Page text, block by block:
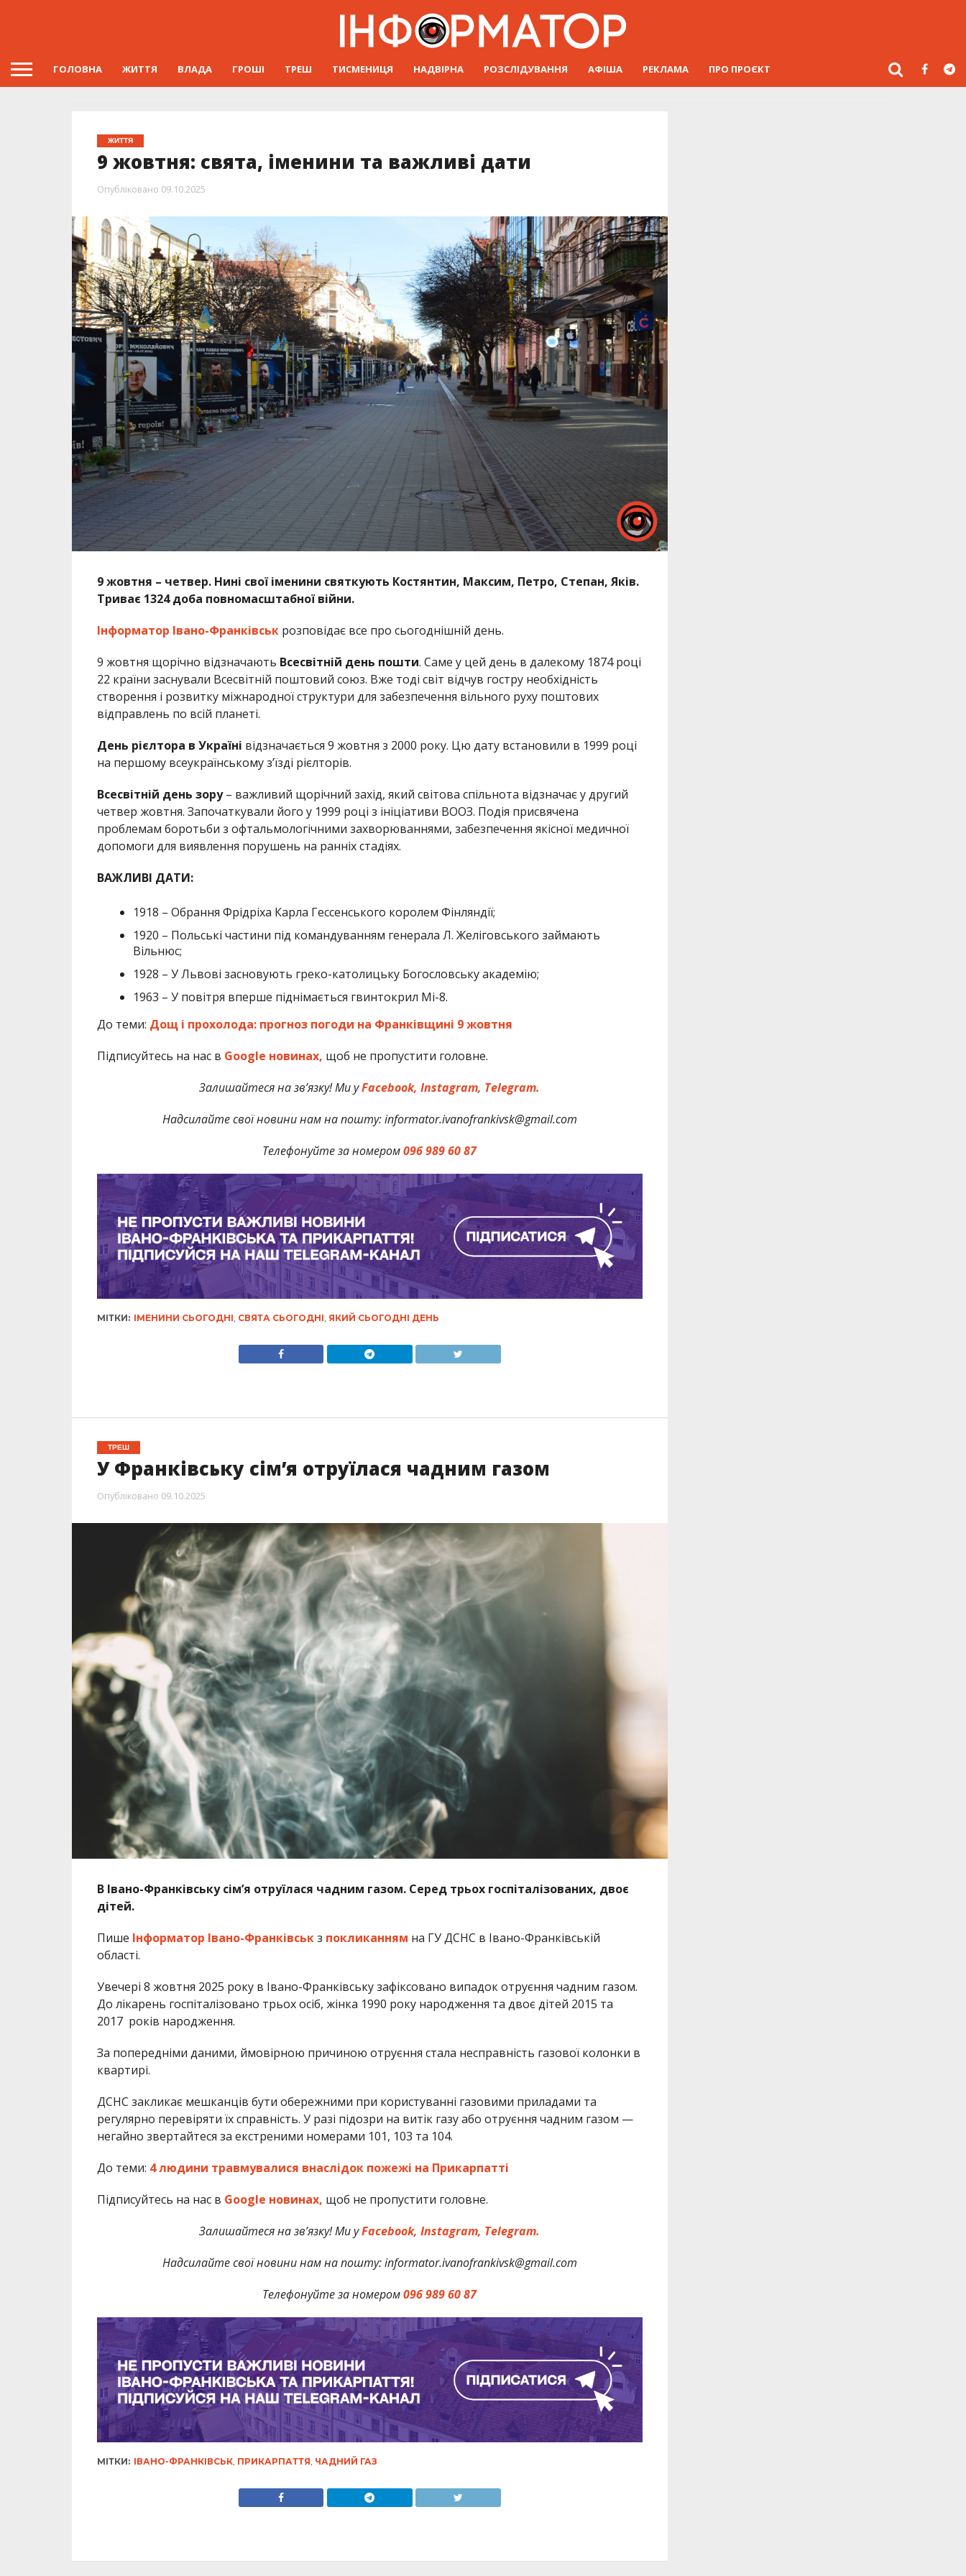
ГОЛОВНА ЖИТТЯ ВЛАДА ГРОШІ ТРЕШ ТИСМЕНИЦЯ НАДВІРНА РОЗСЛІДУВАННЯ АФІША РЕКЛАМА ПРО ПРОЄКТ
ЖИТТЯ
9 жовтня: свята, іменини та важливі дати
Опубліковано 09.10.2025
9 жовтня – четвер. Нині свої іменини святкують Костянтин, Максим, Петро, Степан, Яків.
Триває 1324 доба повномасштабної війни.
Інформатор Івано-Франківськрозповідає все про сьогоднішній день.
9 жовтня щорічно відзначають Всесвітній день пошти. Саме у цей день в далекому 1874 році
22 країни заснували Всесвітній поштовий союз. Вже тоді світ відчув гостру необхідність
створення і розвитку міжнародної структури для забезпечення вільного руху поштових
відправлень по всій планеті.
День рієлтора в Україні відзначається 9 жовтня з 2000 року. Цю дату встановили в 1999 році
на першому всеукраїнському з’їзді рієлторів.
Всесвітній день зору– важливий щорічний захід, який світова спільнота відзначає у другий
четвер жовтня. Започаткували його у 1999 році з ініціативи ВООЗ. Подія присвячена
проблемам боротьби з офтальмологічними захворюваннями, забезпечення якісної медичної
допомоги для виявлення порушень на ранніх стадіях.
ВАЖЛИВІ ДАТИ:
1918 – Обрання Фрідріха Карла Гессенського королем Фінляндії;
1920 – Польські частини під командуванням генерала Л. Желіговського займають
Вільнюс;
1928 – У Львові засновують греко-католицьку Богословську академію;
1963 – У повітря вперше піднімається гвинтокрил Мі-8.
До теми: Дощ і прохолода: прогноз погоди на Франківщині 9 жовтня
Підписуйтесь на нас в Google новинах, щоб не пропустити головне.
Залишайтеся на зв’язку! Ми уFacebook, Instagram, Telegram.
Надсилайте свої новини нам на пошту: informator.ivanofrankivsk@gmail.com
Телефонуйте за номером096 989 60 87
МІТКИ: ІМЕНИНИ СЬОГОДНІ, СВЯТА СЬОГОДНІ, ЯКИЙ СЬОГОДНІ ДЕНЬ
ТРЕШ
У Франківську сімʼя отруїлася чадним газом
Опубліковано 09.10.2025
В Івано-Франківську сім’я отруїлася чадним газом. Серед трьох госпіталізованих, двоє
дітей.
Пише Інформатор Івано-Франківськз покликанням на ГУ ДСНС в Івано-Франківській
області.
Увечері 8 жовтня 2025 року в Івано-Франківську зафіксовано випадок отруєння чадним газом.
До лікарень госпіталізовано трьох осіб, жінка 1990 року народження та двоє дітей 2015 та
2017 років народження.
За попередніми даними, ймовірною причиною отруєння стала несправність газової колонки в
квартирі.
ДСНС закликає мешканців бути обережними при користуванні газовими приладами та
регулярно перевіряти їх справність. У разі підозри на витік газу або отруєння чадним газом —
негайно звертайтеся за екстреними номерами 101, 103 та 104.
До теми: 4 людини травмувалися внаслідок пожежі на Прикарпатті
Підписуйтесь на нас в Google новинах, щоб не пропустити головне.
Залишайтеся на зв’язку! Ми уFacebook, Instagram, Telegram.
Надсилайте свої новини нам на пошту: informator.ivanofrankivsk@gmail.com
Телефонуйте за номером096 989 60 87
МІТКИ: ІВАНО-ФРАНКІВСЬК, ПРИКАРПАТТЯ ЧАДНИЙ ГАЗ